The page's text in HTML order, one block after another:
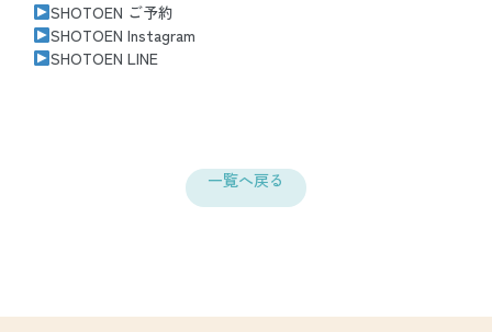
SHOTOEN ご予約
SHOTOEN Instagram
SHOTOEN LINE
一覧へ戻る